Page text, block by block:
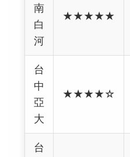
南
白
河
★★★★★
台
中
亞
大
★★★★☆
台